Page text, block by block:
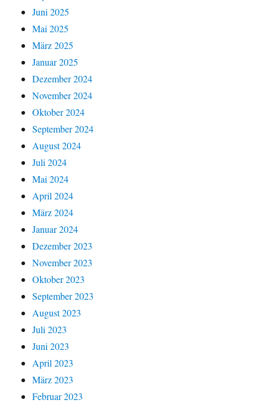
Juni 2025
Mai 2025
März 2025
Januar 2025
Dezember 2024
November 2024
Oktober 2024
September 2024
August 2024
Juli 2024
Mai 2024
April 2024
März 2024
Januar 2024
Dezember 2023
November 2023
Oktober 2023
September 2023
August 2023
Juli 2023
Juni 2023
April 2023
März 2023
Februar 2023